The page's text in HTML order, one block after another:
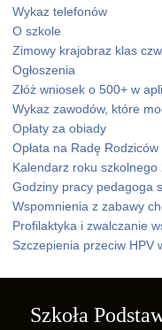
Wykaz telefonów
O szkole
Zimowy krajobraz klas
Ogłoszenia
Złóż wniosek o 500+ w
Wykaz zawodów, które
Opłaty za obiady
Opłata na Radę
Kalendarz roku szkolnego
Godziny pracy pedagoga
Wspomnienia z zabawy
Profilaktyka i zwalczanie
Szczepienia przeciw HPV
Szkoła